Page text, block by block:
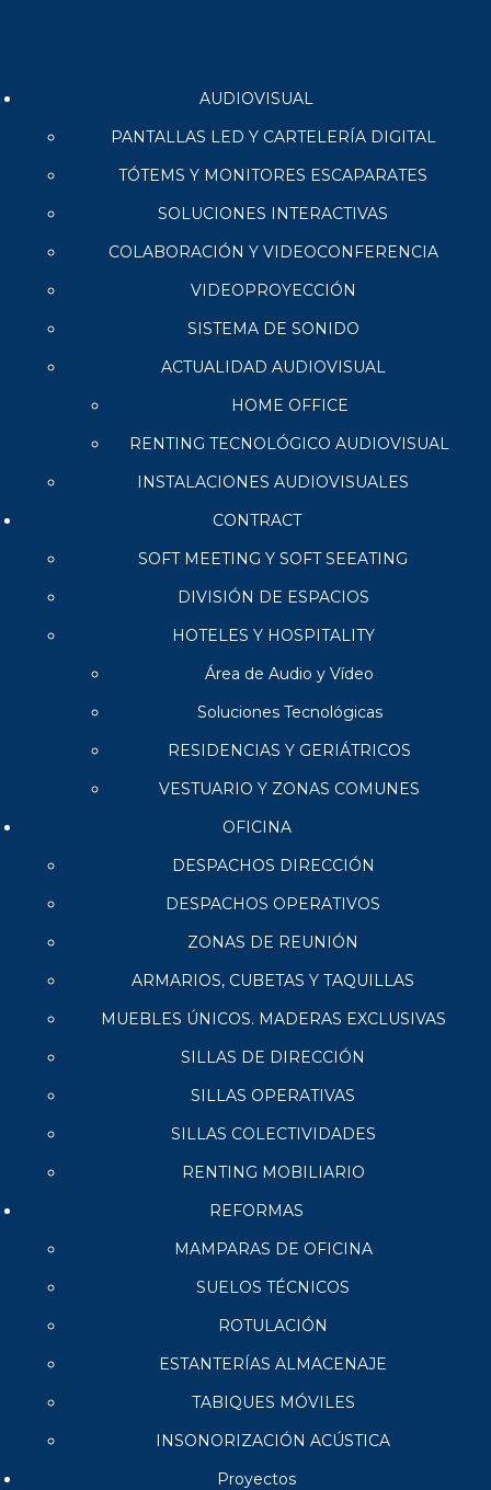
AUDIOVISUAL
PANTALLAS LED Y CARTELERÍA DIGITAL
TÓTEMS Y MONITORES ESCAPARATES
SOLUCIONES INTERACTIVAS
COLABORACIÓN Y VIDEOCONFERENCIA
VIDEOPROYECCIÓN
SISTEMA DE SONIDO
ACTUALIDAD AUDIOVISUAL
HOME OFFICE
RENTING TECNOLÓGICO AUDIOVISUAL
INSTALACIONES AUDIOVISUALES
CONTRACT
SOFT MEETING Y SOFT SEEATING
DIVISIÓN DE ESPACIOS
HOTELES Y HOSPITALITY
Área de Audio y Vídeo
Soluciones Tecnológicas
RESIDENCIAS Y GERIÁTRICOS
VESTUARIO Y ZONAS COMUNES
OFICINA
DESPACHOS DIRECCIÓN
DESPACHOS OPERATIVOS
ZONAS DE REUNIÓN
ARMARIOS, CUBETAS Y TAQUILLAS
MUEBLES ÚNICOS. MADERAS EXCLUSIVAS
SILLAS DE DIRECCIÓN
SILLAS OPERATIVAS
SILLAS COLECTIVIDADES
RENTING MOBILIARIO
REFORMAS
MAMPARAS DE OFICINA
SUELOS TÉCNICOS
ROTULACIÓN
ESTANTERÍAS ALMACENAJE
TABIQUES MÓVILES
INSONORIZACIÓN ACÚSTICA
Proyectos